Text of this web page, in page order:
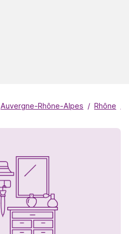
Auvergne-Rhône-Alpes Rhône